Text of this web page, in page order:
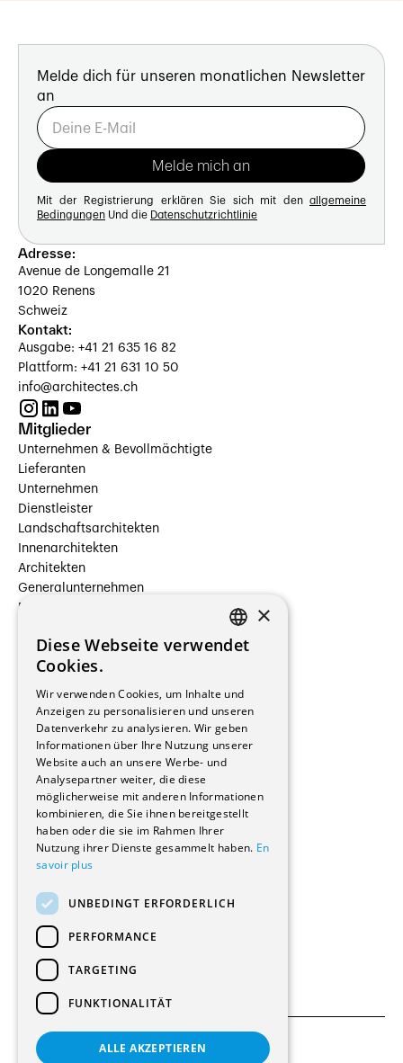
Melde dich für unseren monatlichen Newsletter
an
Mit der Registrierung erklären Sie sich mit den allgemeine
Bedingungen Und die Datenschutzrichtlinie
Adresse:
Avenue de Longemalle 21
1020 Renens
Schweiz
Kontakt:
Ausgabe: +41 21 635 16 82
Plattform: +41 21 631 10 50
info@architectes.ch
Mitglieder
Unternehmen & Bevollmächtigte
Lieferanten
Unternehmen
Dienstleister
Landschaftsarchitekten
Innenarchitekten
Architekten
Generalunternehmen
Beauftragte Unternehmen
Hersteller/Lieferanten
Bauherrschaften
Immobilienverwaltungsgesellschaften
Stockwerkeigentum
Reportagen
Wohnungen
Renovierungen
Innere Umbauten
Gastgewerbe und Tourismus
Verwaltungsgebäude und Geschäfte
Schuleinrichtungen
Medizinische Einrichtungen
Kultur - Sport - Freizeit
Industrie - Handwerk
Transport und Parkplätze
Diverse Bauten
Allgemeine Bedingungen
FRENCH
×
Diese Webseite verwendet
Cookies.
Wir verwenden Cookies, um Inhalte und
Anzeigen zu personalisieren und unseren
Datenverkehr zu analysieren. Wir geben
Informationen über Ihre Nutzung unserer
Website auch an unsere Werbe- und
Analysepartner weiter, die diese
möglicherweise mit anderen Informationen
kombinieren, die Sie ihnen bereitgestellt
haben oder die sie im Rahmen Ihrer
Nutzung ihrer Dienste gesammelt haben. En
savoir plus
UNBEDINGT ERFORDERLICH
PERFORMANCE
TARGETING
FUNKTIONALITÄT
ALLE AKZEPTIEREN